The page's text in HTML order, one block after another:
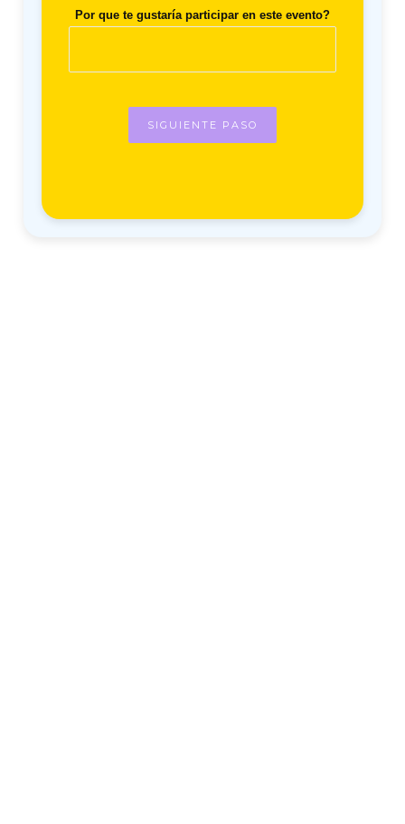
Por que te gustaría participar en este evento?